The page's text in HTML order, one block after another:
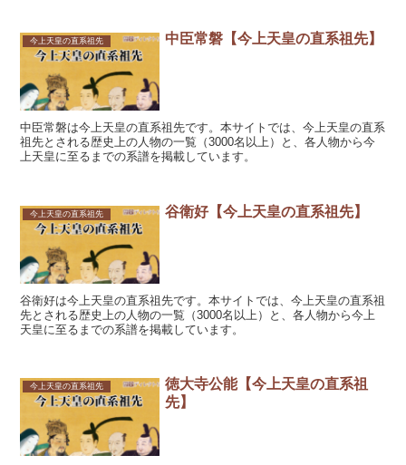
今上天皇の直系祖先 中臣常磐【今上天皇の直系祖先】
中臣常磐は今上天皇の直系祖先です。本サイトでは、今上天皇の直系
祖先とされる歴史上の人物の一覧（3000名以上）と、各人物から今
上天皇に至るまでの系譜を掲載しています。
今上天皇の直系祖先 谷衛好【今上天皇の直系祖先】
谷衛好は今上天皇の直系祖先です。本サイトでは、今上天皇の直系祖
先とされる歴史上の人物の一覧（3000名以上）と、各人物から今上
天皇に至るまでの系譜を掲載しています。
今上天皇の直系祖先
徳大寺公能【今上天皇の直系祖
先】